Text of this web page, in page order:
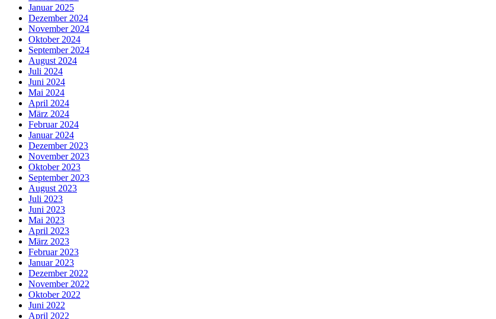
Januar 2025
Dezember 2024
November 2024
Oktober 2024
September 2024
August 2024
Juli 2024
Juni 2024
Mai 2024
April 2024
März 2024
Februar 2024
Januar 2024
Dezember 2023
November 2023
Oktober 2023
September 2023
August 2023
Juli 2023
Juni 2023
Mai 2023
April 2023
März 2023
Februar 2023
Januar 2023
Dezember 2022
November 2022
Oktober 2022
Juni 2022
April 2022